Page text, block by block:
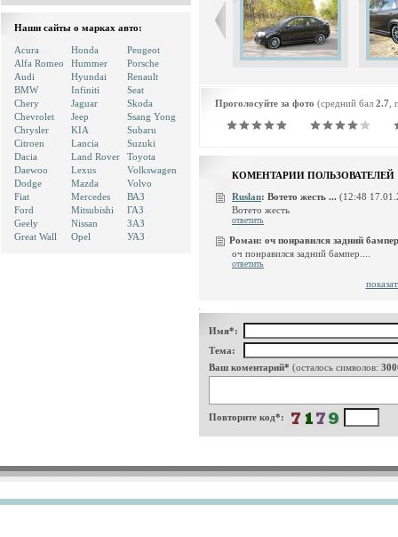
Наши сайты о марках авто:
Acura
Alfa Romeo
Audi
BMW
Chery
Chevrolet
Chrysler
Citroen
Dacia
Daewoo
Dodge
Fiat
Ford
Geely
Great Wall
Honda
Hummer
Hyundai
Infiniti
Jaguar
Jeep
KIA
Lancia
Land Rover
Lexus
Mazda
Mercedes
Mitsubishi
Nissan
Opel
Peugeot
Porsche
Renault
Seat
Skoda
Ssang Yong
Subaru
Suzuki
Toyota
Volkswagen
Volvo
ВАЗ
ГАЗ
ЗАЗ
УАЗ
Проголосуйте за фото (средний бал 2.7
КОМЕНТАРИИ ПОЛЬЗОВАТЕЛЕЙ
Ruslan: Вотето жесть ... (12:48
Вотето жесть
ответить
Роман: оч понравился задний
оч понравился задний бампер....
ответить
Имя*:
Тема:
Ваш коментарий* (осталось символов:
Повторите код*: